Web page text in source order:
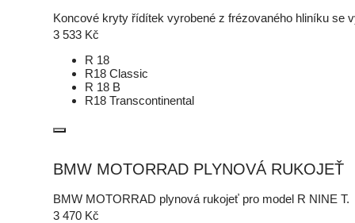
Koncové kryty řídítek vyrobené z frézovaného hliníku se
3 533 Kč
R 18
R18 Classic
R 18 B
R18 Transcontinental
BMW MOTORRAD PLYNOVÁ RUKOJEŤ
BMW MOTORRAD plynová rukojeť pro model R NINE T.
3 470 Kč